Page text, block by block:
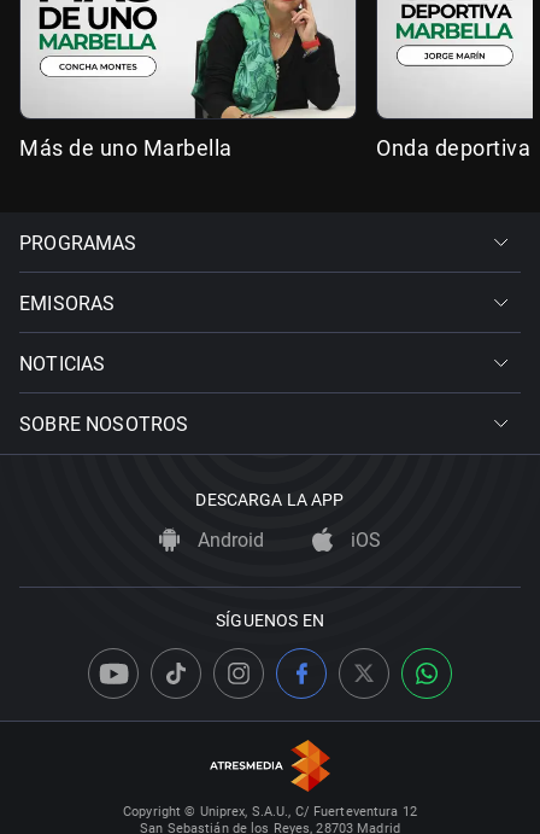
Más de uno Marbella Onda deportiva
PROGRAMAS
EMISORAS
NOTICIAS
SOBRE NOSOTROS
DESCARGA LA APP
Android iOS
SÍGUENOS EN
Copyright © Uniprex, S.A.U., C/ Fuerteventura 12
San Sebastián de los Reyes, 28703 Madrid